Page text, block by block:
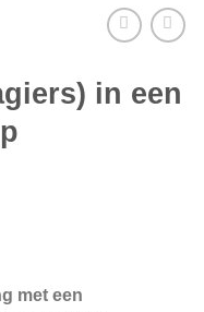
in een
met een